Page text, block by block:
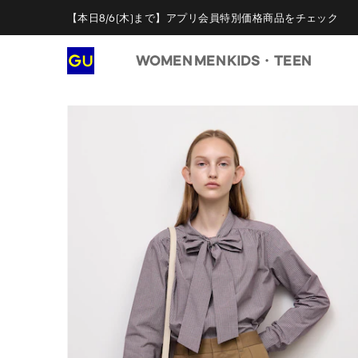
【本日8/6(木)まで】アプリ会員特別価格商品をチェック
WOMEN MENKIDS・TEEN